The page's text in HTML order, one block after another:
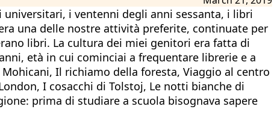
i ventenni degli anni sessanta, i libri
una delle nostre attività preferite, continuate per
libri. La cultura dei miei genitori era fatta di
età in cui cominciai a frequentare librerie e a
Il richiamo della foresta, Viaggio al centro
I cosacchi di Tolstoj, Le notti bianche di
prima di studiare a scuola bisognava sapere